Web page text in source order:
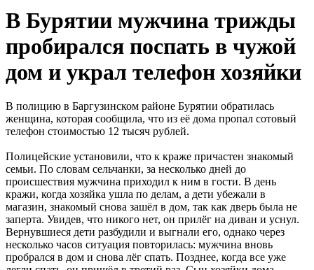
В Бурятии мужчина трижды
пробирался поспать в чужой
дом и украл телефон хозяйки
В полицию в Баргузинском районе Бурятии обратилась
женщина, которая сообщила, что из её дома пропал сотовый
телефон стоимостью 12 тысяч рублей.
Полицейские установили, что к краже причастен знакомый
семьи. По словам сельчанки, за несколько дней до
происшествия мужчина приходил к ним в гости. В день
кражи, когда хозяйка ушла по делам, а дети убежали в
магазин, знакомый снова зашёл в дом, так как дверь была не
заперта. Увидев, что никого нет, он прилёг на диван и уснул.
Вернувшиеся дети разбудили и выгнали его, однако через
несколько часов ситуация повторилась: мужчина вновь
пробрался в дом и снова лёг спать. Позднее, когда все уже